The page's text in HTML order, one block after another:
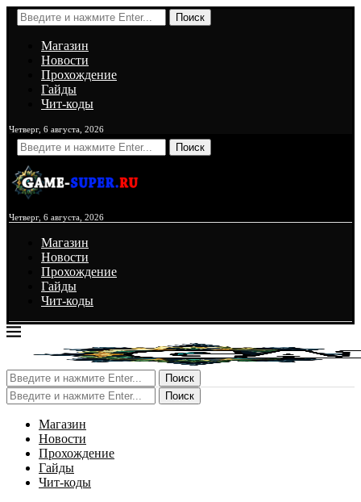
Поиск
Магазин
Новости
Прохождение
Гайды
Чит-коды
Четверг, 6 августа, 2026
Поиск
Четверг, 6 августа, 2026
Магазин
Новости
Прохождение
Гайды
Чит-коды
Поиск
Поиск
Магазин
Новости
Прохождение
Гайды
Чит-коды